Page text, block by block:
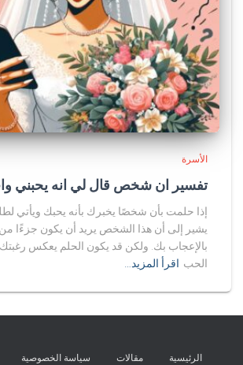
الأسرة
تفسير ان شخص قال لي انه يحبني
إذا حلمت بأن شخصًا يخبرك بأنه يحبك ويأتي
يشير إلى أن هذا الشخص يريد أن يكون جزءًا
بالإعجاب بك. ولكن قد يكون الحلم يعكس
الحب اقرأ المزيد…
الرئيسية مقالات سياسة الخصوصية